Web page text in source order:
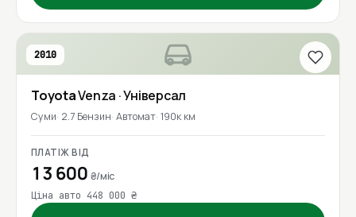
2010
ToyotaVenza · Універсал
Суми 2.7 Бензин Автомат 190к км
ПЛАТІЖ ВІД
13 600 ₴/міс
Ціна авто 448 000 ₴